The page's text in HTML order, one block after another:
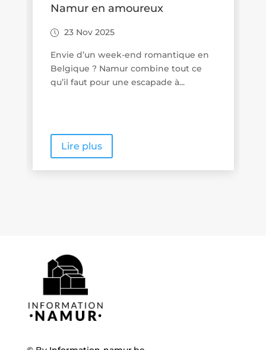
Namur en amoureux
23 Nov 2025
Envie d’un week-end romantique en
Belgique ? Namur combine tout ce
qu’il faut pour une escapade à...
Lire plus